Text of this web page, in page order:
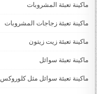
ماكينة تعبئة المشروبات
ماكينة تعبئة زجاجات المشروبات
ماكينة تعبئة زيت زيتون
ماكينة تعبئة سوائل
ماكينة تعبئة سوائل مثل كلوروكس